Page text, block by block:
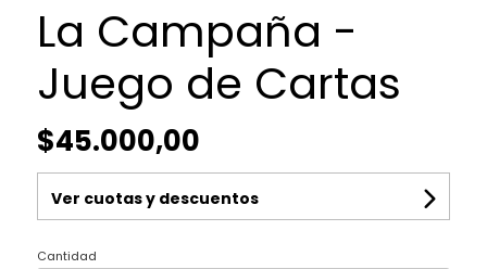
La Campaña -
Juego de Cartas
$45.000,00
Ver cuotas y descuentos
Cantidad